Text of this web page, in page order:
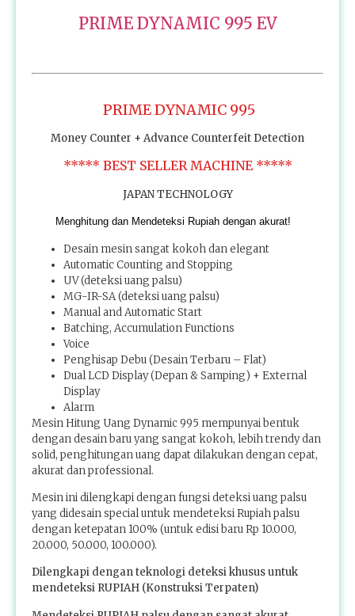
PRIME DYNAMIC 995 EV
PRIME DYNAMIC 995
Money Counter + Advance Counterfeit Detection
***** BEST SELLER MACHINE *****
JAPAN TECHNOLOGY
Menghitung dan Mendeteksi Rupiah dengan akurat!
Desain mesin sangat kokoh dan elegant
Automatic Counting and Stopping
UV (deteksi uang palsu)
MG-IR-SA (deteksi uang palsu)
Manual and Automatic Start
Batching, Accumulation Functions
Voice
Penghisap Debu (Desain Terbaru – Flat)
Dual LCD Display (Depan & Samping) + External
Display
Alarm
Mesin Hitung Uang Dynamic 995 mempunyai bentuk
dengan desain baru yang sangat kokoh, lebih trendy dan
solid, penghitungan uang dapat dilakukan dengan cepat,
akurat dan professional.
Mesin ini dilengkapi dengan fungsi deteksi uang palsu
yang didesain special untuk mendeteksi Rupiah palsu
dengan ketepatan 100% (untuk edisi baru Rp 10.000,
20.000, 50.000, 100.000).
Dilengkapi dengan teknologi deteksi khusus untuk
mendeteksi RUPIAH (Konstruksi Terpaten)